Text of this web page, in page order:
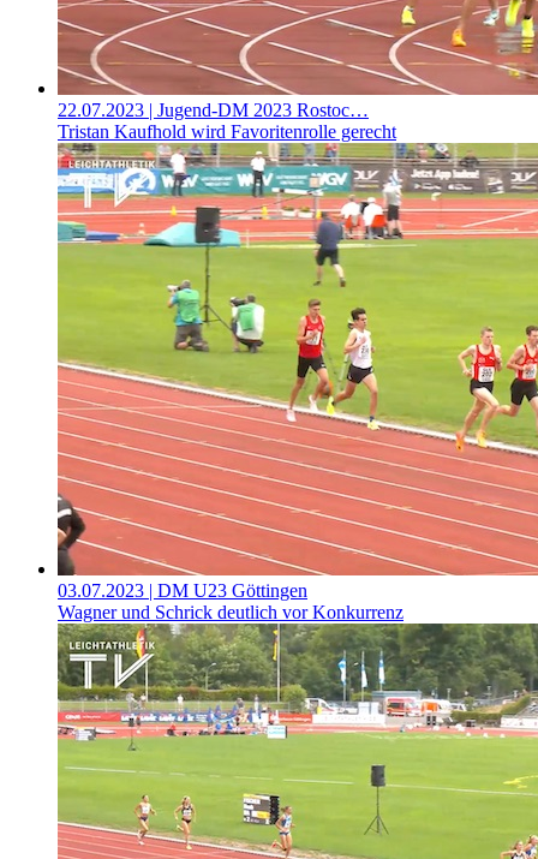
22.07.2023 | Jugend-DM 2023 Rostoc…
Tristan Kaufhold wird Favoritenrolle gerecht
03.07.2023 | DM U23 Göttingen
Wagner und Schrick deutlich vor Konkurrenz